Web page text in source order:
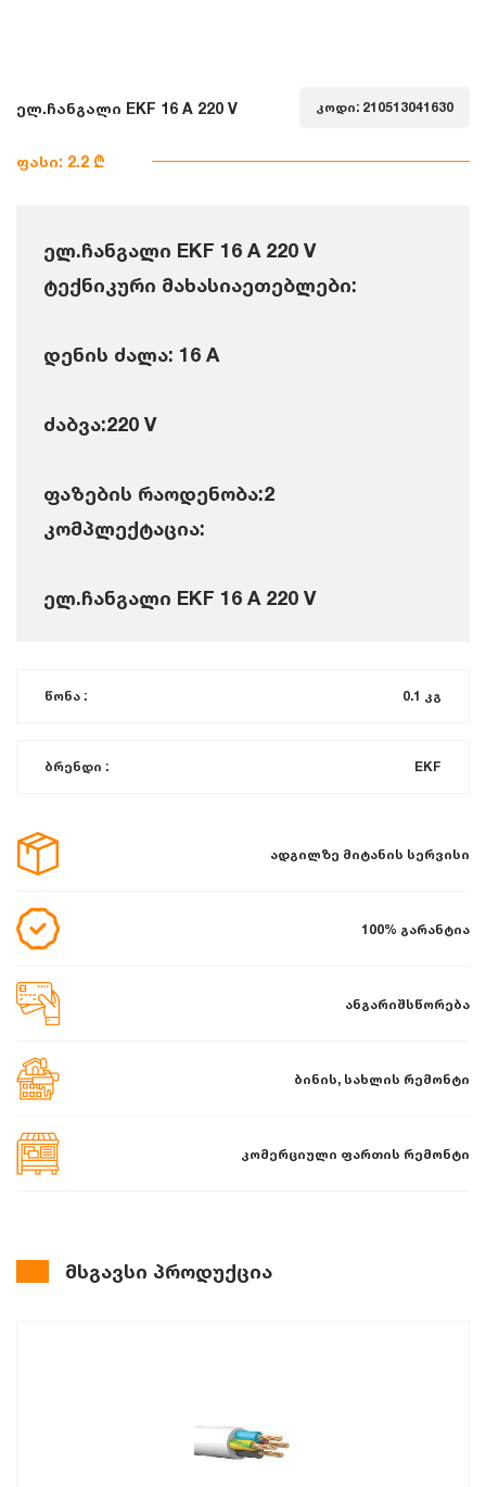
ელ.ჩანგალი EKF 16 A 220 V კოდი: 210513041630
ფასი: 2.2 ₾
ელ.ჩანგალი EKF 16 A 220 V
ტექნიკური მახასიაეთებლები:
დენის ძალა: 16 A
ძაბვა:220 V
ფაზების რაოდენობა:2
კომპლექტაცია:
ელ.ჩანგალი EKF 16 A 220 V
წონა : 0.1 კგ
ბრენდი : EKF
ადგილზე მიტანის სერვისი
100% გარანტია
ანგარიშსწორება
ბინის, სახლის რემონტი
კომერციული ფართის რემონტი
მსგავსი პროდუქცია